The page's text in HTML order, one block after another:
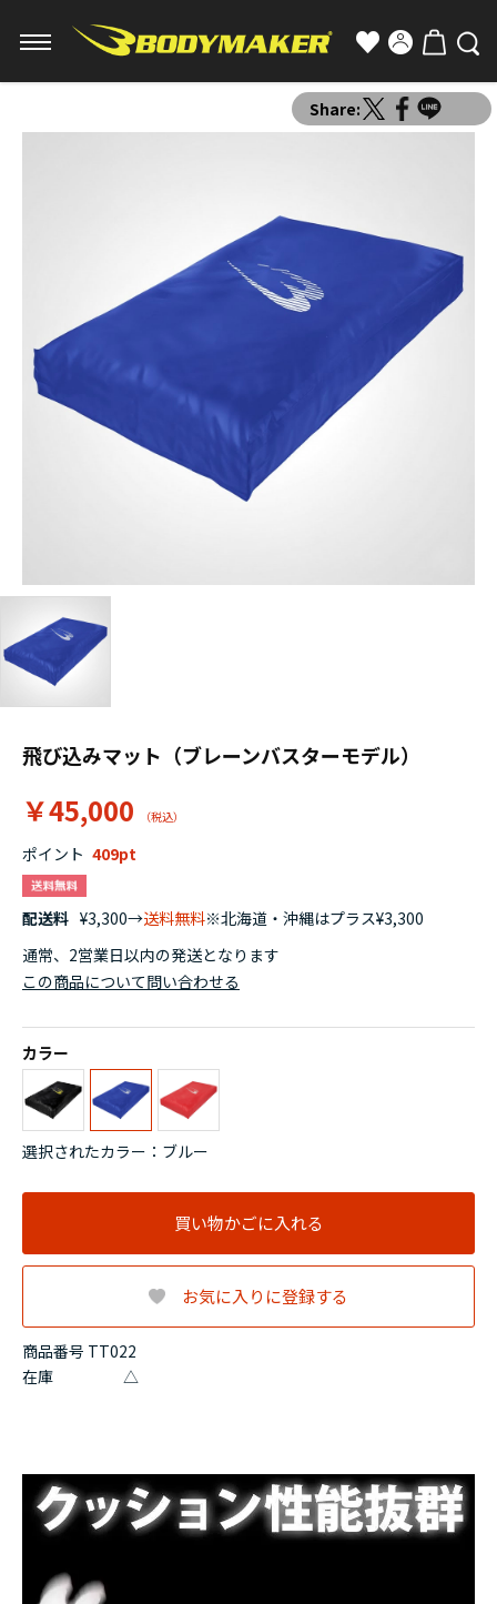
Share:
飛び込みマット（ブレーンバスターモデル）
￥45,000
商品番号 TT022
ポイント 409
在庫 △
配送料 ¥3,300→送料無料※北海道・沖縄はプラス¥3,300
通常、2営業日以内の発送となります
カラー
選択されたカラー：ブルー
買い物かごに入れる
お気に入りに登録する
この商品について問い合わせる